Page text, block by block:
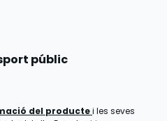
públic
del productei les seves